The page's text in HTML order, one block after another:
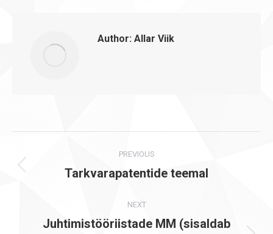
Author: Allar Viik
navigation
PREVIOUS
Previous
Tarkvarapatentide teemal
NEXT
Juhtimistööriistade MM (sisaldab